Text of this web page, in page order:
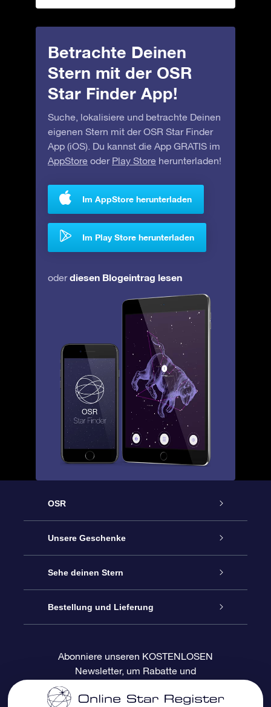
Betrachte Deinen
Stern mit der OSR
Star Finder App!
Suche, lokalisiere und betrachte Deinen
eigenen Stern mit der OSR Star Finder
App (iOS). Du kannst die App GRATIS im
AppStore oder Play Store herunterladen!
Im AppStore herunterladen
Im Play Store herunterladen
oderdiesen Blogeintrag lesen
OSR
Service
Kontakt
Blog
Bewertungen
Unsere Geschenke
Sterne schenken
OSR-Geschenkpaket
OSR-Geschenkgutschein
Sehe deinen Stern
Sternregister
Personalisierte Sternseite
Bestellung und Lieferung
Zahlungsinformationen
Abonniere unseren KOSTENLOSEN
Newsletter, um Rabatte und